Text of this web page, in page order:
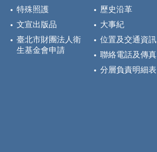
特殊照護
文宣出版品
臺北市財團法人衛
生基金會申請
歷史沿革
大事紀
位置及交通資訊
聯絡電話及傳真
分層負責明細表